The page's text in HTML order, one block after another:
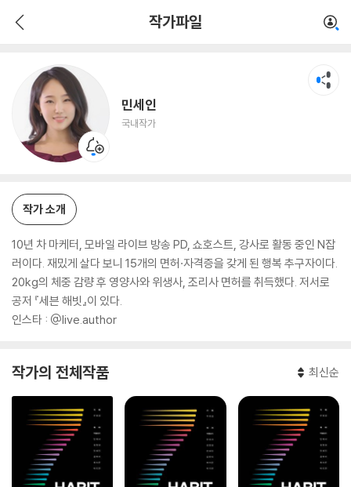
작가파일
민세인
국내작가
작가 소개
10년 차 마케터, 모바일 라이브 방송 PD, 쇼호스트, 강사로 활동 중인 N잡
러이다. 재밌게 살다 보니 15개의 면허·자격증을 갖게 된 행복 추구자이다.
20kg의 체중 감량 후 영양사와 위생사, 조리사 면허를 취득했다. 저서로
공저 『세븐 해빗』이 있다.
인스타 : @live.author
작가의 전체작품 최신순